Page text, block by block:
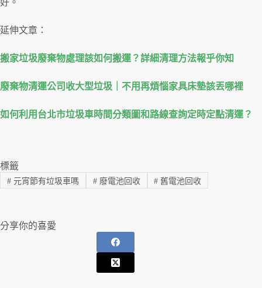
延伸文章：
搬家垃圾廢棄物處理該如何搬運？詳細清理方法報乎你知
廢棄物清運公司收大型垃圾｜不用再煩惱家具床墊該丟哪裡
如何利用台北市垃圾車時間分類圖和路線查詢定時定點清運？
標籤
#元宵節有垃圾車嗎 #廢電池回收 # 舊電池回收
分享你的喜愛